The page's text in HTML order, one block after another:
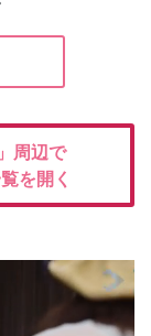
」周辺で
を開く